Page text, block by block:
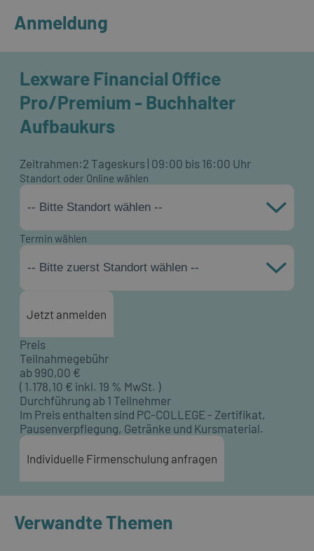
Anmeldung
Lexware Financial Office
Pro/Premium - Buchhalter
Aufbaukurs
Zeitrahmen:2 Tageskurs | 09:00 bis 16:00 Uhr
Standort oder Online wählen
-- Bitte Standort wählen --
Termin wählen
-- Bitte zuerst Standort wählen --
Jetzt anmelden
Preis
Teilnahmegebühr
ab 990,00 €
( 1.178,10 € inkl. 19 % MwSt. )
Durchführung ab 1 Teilnehmer
Im Preis enthalten sind PC-COLLEGE - Zertifikat,
Pausenverpflegung, Getränke und Kursmaterial.
Individuelle Firmenschulung anfragen
Verwandte Themen